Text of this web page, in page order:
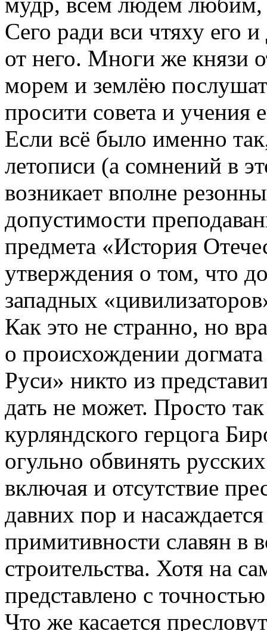
Сего ради вси чтяху его
от него. Многи же князи
морем и землёю
просити совета и учения
Если всё было именно
летописи (а сомнений в
возникает вполне
допустимости
предмета «История
утверждения о том, что
западных
Как это не странно, но
о происхождении
Руси» никто из
дать не может. Просто
курляндского герцога
огульно обвинять
включая и отсутствие
давних пор и
примитивности славян в
строительства. Хотя на
представлено с
Что же касается